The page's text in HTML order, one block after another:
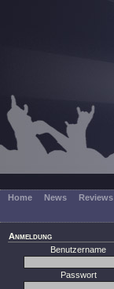
Home News Reviews
Anmeldung
Benutzername
Passwort